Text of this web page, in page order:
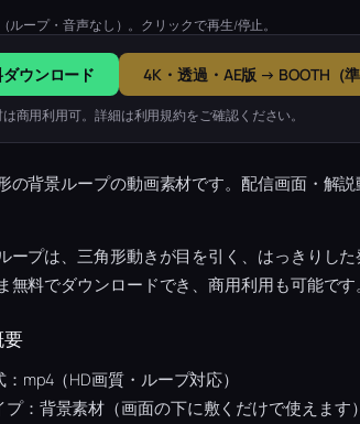
ループ・音声なし）。クリックで再生/停止。
ウンロード 4K・透過・AE版 → BOOTH（準
商用利用可。詳細は利用規約をご確認ください。
の背景ループの動画素材です。配信画面・解
ープは、三角形動きが目を引く、はっきりし
無料でダウンロードでき、商用利用も可能です
：mp4（HD画質・ループ対応）
プ：背景素材（画面の下に敷くだけで使えます）